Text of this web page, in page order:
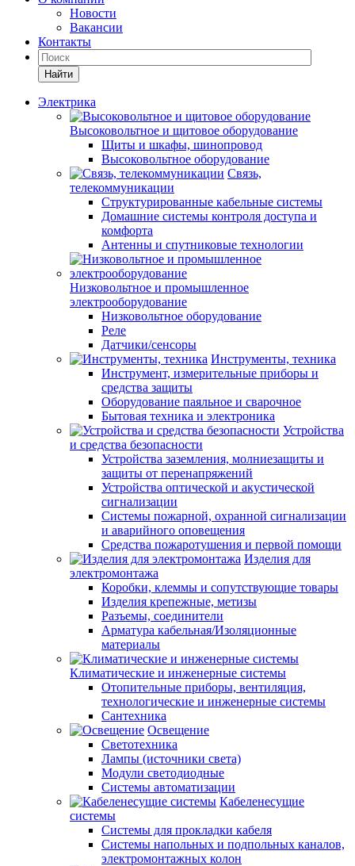
Новости
Вакансии
Контакты
Найти
Электрика
Высоковольтное и щитовое оборудование
Щиты и шкафы, шинопровод
Высоковольтное оборудование
Связь,
телекоммуникации
Структурированные кабельные системы
Домашние системы контроля доступа и
комфорта
Антенны и спутниковые технологии
Низковольтное и промышленное
электрооборудование
Низковольтное оборудование
Реле
Датчики/сенсоры
Инструменты, техника
Инструмент, измерительные приборы и
средства защиты
Оборудование паяльное и сварочное
Бытовая техника и электроника
Устройства
и средства безопасности
Устройства заземления, молниезащиты и
защиты от перенапряжений
Устройства оптической и акустической
сигнализации
Системы пожарной, охранной сигнализации
и аварийного оповещения
Средства пожаротушения и первой помощи
Изделия для
электромонтажа
Коробки, клеммы и сопутствующие товары
Изделия крепежные, метизы
Разъемы, соединители
Арматура кабельная/Изоляционные
материалы
Климатические и инженерные системы
Отопительные приборы, вентиляция,
технологические и инженерные системы
Сантехника
Освещение
Светотехника
Лампы (источники света)
Модули светодиодные
Системы автоматизации
Кабеленесущие
системы
Системы для прокладки кабеля
Системы напольных и подпольных каналов,
электромонтажных колон